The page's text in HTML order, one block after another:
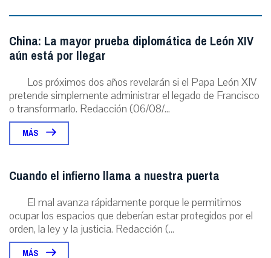
China: La mayor prueba diplomática de León XIV
aún está por llegar
Los próximos dos años revelarán si el Papa León XIV
pretende simplemente administrar el legado de Francisco
o transformarlo. Redacción (06/08/...
MÁS
Cuando el infierno llama a nuestra puerta
El mal avanza rápidamente porque le permitimos
ocupar los espacios que deberían estar protegidos por el
orden, la ley y la justicia. Redacción (...
MÁS